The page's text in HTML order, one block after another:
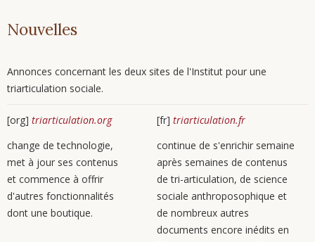
Nouvelles
Annonces concernant les deux sites de l'Institut pour une
triarticulation sociale.
[org] triarticulation.org
change de technologie,
met à jour ses contenus
et commence à offrir
d'autres fonctionnalités
dont une boutique.
[fr] triarticulation.fr
continue de s'enrichir semaine
après semaines de contenus
de tri-articulation, de science
sociale anthroposophique et
de nombreux autres
documents encore inédits en